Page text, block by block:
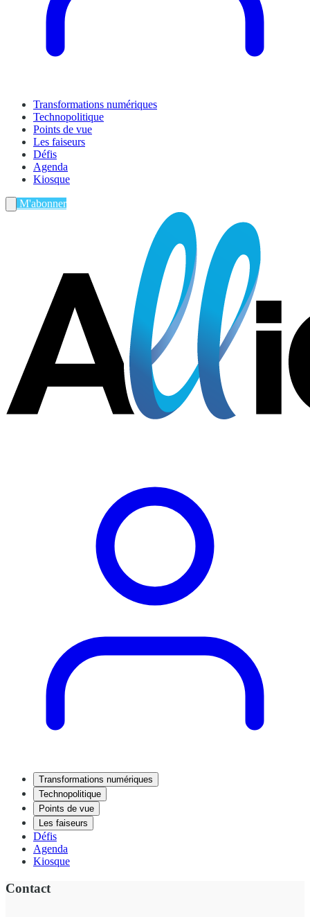
Transformations numériques
Technopolitique
Points de vue
Les faiseurs
Défis
Agenda
Kiosque
M'abonner
Transformations numériques
Technopolitique
Points de vue
Les faiseurs
Défis
Agenda
Kiosque
Contact